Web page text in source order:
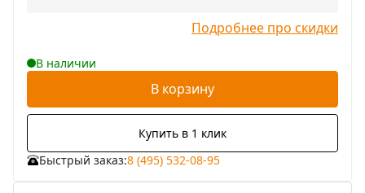
Подробнее про скидки
В наличии
В корзину
Купить в 1 клик
Быстрый заказ:8 (495) 532-08-95